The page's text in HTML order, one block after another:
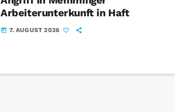
Arbeiterunterkunft in Haft
today 7. AUGUST 2026